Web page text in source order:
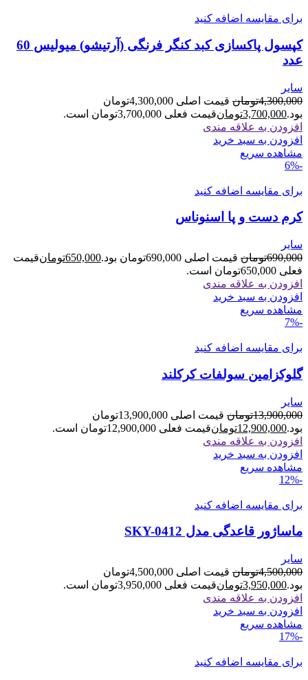
برای مقایسه اضافه کنید
کپسول پاکسازی کبد کنگر فرنگی (آرتیشو) میولیس 60
عدد
سایر
4,300,000تومان
قیمت اصلی 4,300,000تومان
بود.3,700,000تومانقیمت فعلی 3,700,000تومان است.
افزودن به علاقه مندی
افزودن به سبد خرید
مشاهده سریع
-6%
برای مقایسه اضافه کنید
کرم دست و پا اسنوناس
سایر
690,000تومان قیمت اصلی 690,000تومان بود. 650,000تومانقیمت
فعلی 650,000تومان است.
افزودن به علاقه مندی
افزودن به سبد خرید
مشاهده سریع
-7%
برای مقایسه اضافه کنید
گلوکزامین سولفات کرکلند
سایر
13,900,000تومان
قیمت اصلی 13,900,000تومان
بود.12,900,000تومانقیمت فعلی 12,900,000تومان است.
افزودن به علاقه مندی
افزودن به سبد خرید
مشاهده سریع
-12%
برای مقایسه اضافه کنید
ماساژور قاعدگی مدل SKY-0412
سایر
4,500,000تومان
قیمت اصلی 4,500,000تومان
بود.3,950,000تومانقیمت فعلی 3,950,000تومان است.
افزودن به علاقه مندی
افزودن به سبد خرید
مشاهده سریع
-17%
برای مقایسه اضافه کنید